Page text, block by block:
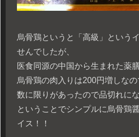
烏骨鶏というと「高級」という
せんでしたが、
医食同源の中国から生まれた薬
烏骨鶏の肉入りは200円増しなの
数に限りがあったので品切れに
ということでシンプルに烏骨鶏
イス！！